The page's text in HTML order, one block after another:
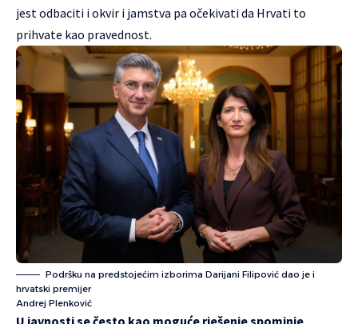
jest odbaciti i okvir i jamstva pa očekivati da Hrvati to
prihvate kao pravednost.
Podršku na predstojećim izborima Darijani Filipović dao je i
hrvatski premijer
Andrej Plenković
U javnosti se često kao moguće rješenje spominje